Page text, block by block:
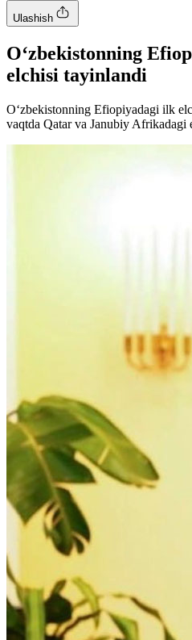
Ulashish
O‘zbekistonning
elchisi tayinlandi
O‘zbekistonning Efiopiyadagi ilk
vaqtda Qatar va Janubiy Afrikadagi